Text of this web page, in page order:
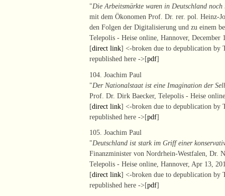
"Die Arbeitsmärkte waren in Deutschland
mit dem Ökonomen Prof. Dr. rer. pol. Heinz-
den Folgen der Digitalisierung und zu einem
Telepolis - Heise online, Hannover,
[direct link] <-broken due to depublication by
republished here ->[pdf]
104. Joachim Paul
"Der Nationalstaat ist eine Imagination der
Prof. Dr. Dirk Baecker, Telepolis - Heise
[direct link] <-broken due to depublication by
republished here ->[pdf]
105. Joachim Paul
"Deutschland ist stark im Griff einer
Finanzminister von Nordrhein-Westfalen, Dr.
Telepolis - Heise online, Hannover, Apr 13,
[direct link] <-broken due to depublication by
republished here ->[pdf]